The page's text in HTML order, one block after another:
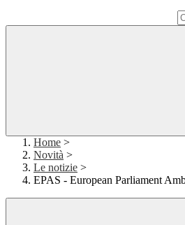
Home >
Novità >
Le notizie >
EPAS - European Parliament